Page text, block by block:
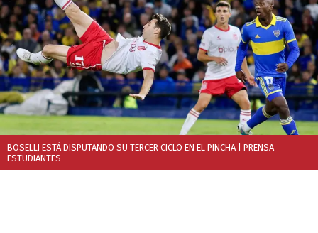
BOSELLI ESTÁ DISPUTANDO SU TERCER CICLO EN EL PINCHA | PRENSA
ESTUDIANTES